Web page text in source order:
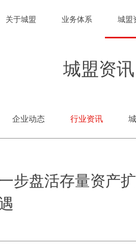
关于城盟 业务体系 城盟
城盟资讯
企业动态 行业资讯
步盘活存量资产